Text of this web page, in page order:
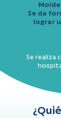
Se da
lograr
Se realiza